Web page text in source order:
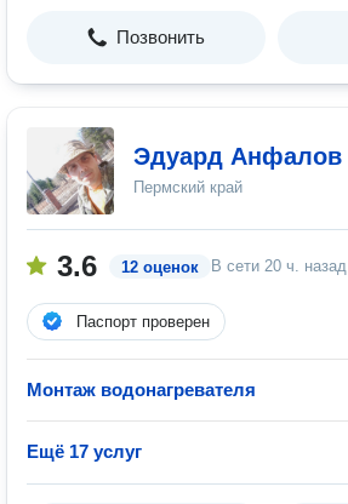
Позвонить
Эдуард Анфалов
Пермский край
3.6 12 оценок В сети 20 ч. назад
Паспорт проверен
Монтаж водонагревателя
Ещё 17 услуг